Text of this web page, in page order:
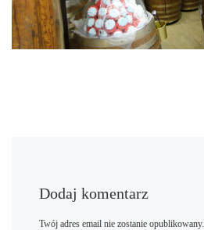
Dodaj komentarz
Twój adres email nie zostanie opublikowany.